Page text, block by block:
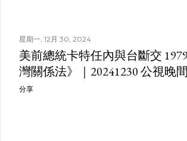
星期一, 12月 30, 2024
美前總統卡特任內與台斷交
灣關係法》｜20241230 公視晚
分享